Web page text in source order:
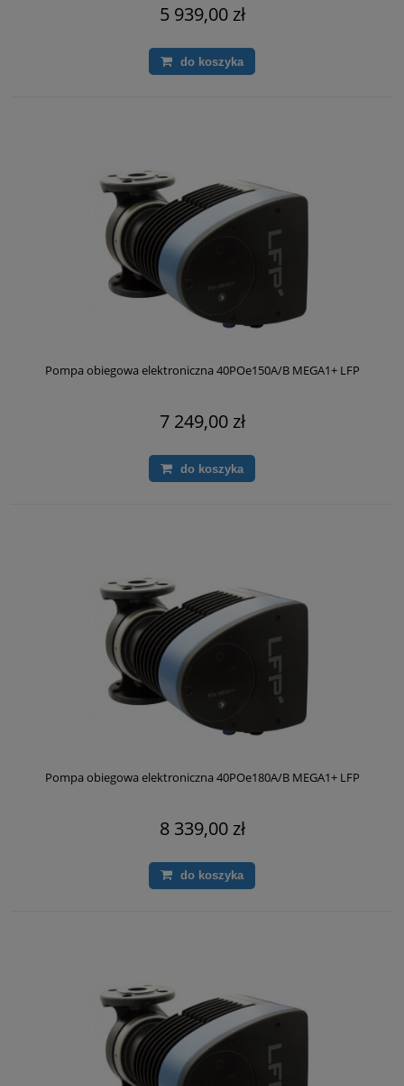
5 939,00 zł
do koszyka
Pompa obiegowa elektroniczna 40POe150A/B MEGA1+ LFP
7 249,00 zł
do koszyka
Pompa obiegowa elektroniczna 40POe180A/B MEGA1+ LFP
8 339,00 zł
do koszyka